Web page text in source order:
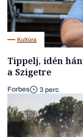
Kultúra
Tippelj, idén
a Szigetre
Forbes 3 perc